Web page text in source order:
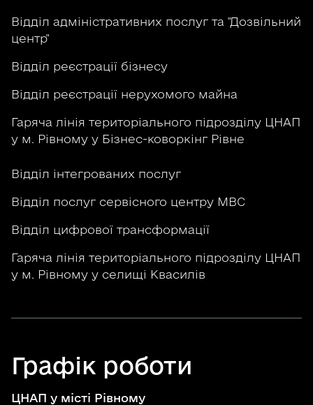
Відділ адміністративних послуг та "Дозвільний
центр"
Відділ реєстрації бізнесу
Відділ реєстрації нерухомого майна
Гаряча лінія територіального підрозділу ЦНАП
у м. Рівному у Бізнес-коворкінг Рівне
Відділ інтегрованих послуг
Відділ послуг сервісного центру МВС
Відділ цифрової трансформації
Гаряча лінія територіального підрозділу ЦНАП
у м. Рівному у селищі Квасилів
Графік роботи
ЦНАП у місті Рівному